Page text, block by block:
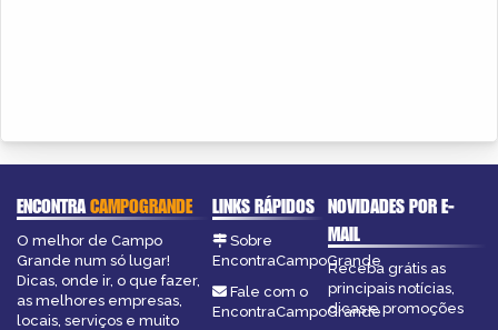
ENCONTRACAMPOGRANDE
O melhor de Campo
Grande num só lugar!
Dicas, onde ir, o que fazer,
as melhores empresas,
locais, serviços e muito
LINKS RÁPIDOS
Sobre
EncontraCampoGrande
Fale com o
EncontraCampoGrande
NOVIDADES POR E-
MAIL
Receba grátis as
principais notícias,
dicas e promoções